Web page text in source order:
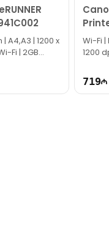
A4,A3 | 1200 x
Fi | 2GB
Wi-Fi |
1200
719